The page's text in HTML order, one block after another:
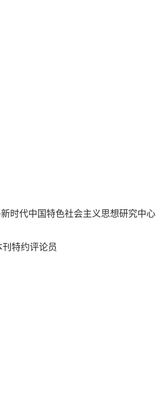
时代中国特色社会主义思想研究中心
刊特约评论员